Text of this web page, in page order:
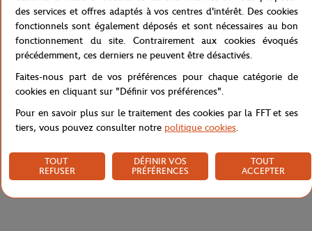
Livraison et retours
des services et offres adaptés à vos centres d'intérêt. Des cookies
fonctionnels sont également déposés et sont nécessaires au bon
fonctionnement du site. Contrairement aux cookies évoqués
précédemment, ces derniers ne peuvent être désactivés.
Faites-nous part de vos préférences pour chaque catégorie de
cookies en cliquant sur "Définir vos préférences".
Pour en savoir plus sur le traitement des cookies par la FFT et ses
tiers, vous pouvez consulter notre politique cookies.
TOUT
REFUSER
DÉFINIR VOS
PRÉFÉRENCES
TOUT
ACCEPTER